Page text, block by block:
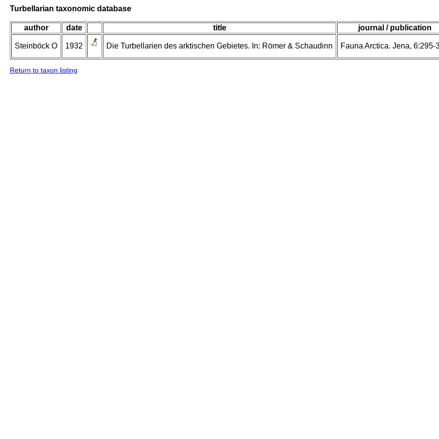
Turbellarian taxonomic database
author date title journal / publication
Steinböck O 1932 Die Turbellarien des arktischen Gebietes. In: Römer & Schaudinn Fauna Arctica. Jena, 6:295-
Return to taxon listing